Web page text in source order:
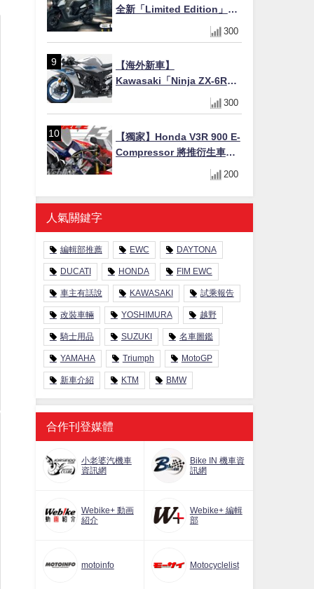
全新「Limited Edition」都
市探索限定色 GOOPiMADE
聯名包同步登場
300
【海外新車】
Kawasaki「Ninja ZX-6R」
2027年式北美發表！636cc
四缸×銀河銀/暮光藍新色
美元起
300
【獨家】Honda V3R 900 E-
Compressor 將推衍生車
系？自然進氣 V3 同步測試
200
人氣關鍵字
編輯部推薦 EWC DAYTONA
DUCATI HONDA FIM EWC
車主有話說 KAWASAKI 試乘報告
改裝車輛 YOSHIMURA 越野
騎士用品 SUZUKI 名車圖鑑
YAMAHA Triumph MotoGP
新車介紹 KTM BMW
合作刊登媒體
小老婆汽機車
資訊網
Bike IN 機車資
訊網
Webike+ 動画
紹介
Webike+ 編輯
部
motoinfo Motocyclelist